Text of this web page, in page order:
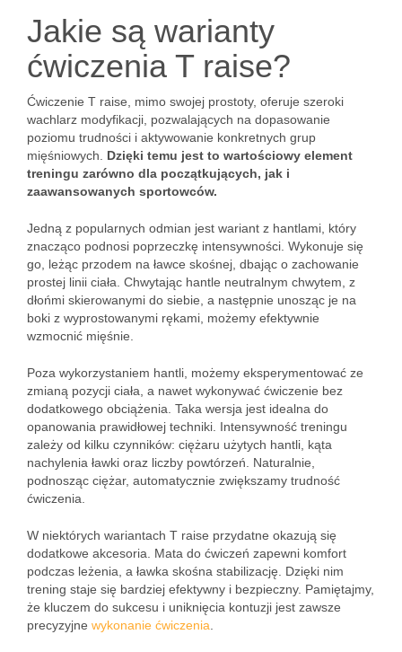
Jakie są warianty
ćwiczenia T raise?
Ćwiczenie T raise, mimo swojej prostoty, oferuje szeroki
wachlarz modyfikacji, pozwalających na dopasowanie
poziomu trudności i aktywowanie konkretnych grup
mięśniowych. Dzięki temu jest to wartościowy element
treningu zarówno dla początkujących, jak i
zaawansowanych sportowców.
Jedną z popularnych odmian jest wariant z hantlami, który
znacząco podnosi poprzeczkę intensywności. Wykonuje się
go, leżąc przodem na ławce skośnej, dbając o zachowanie
prostej linii ciała. Chwytając hantle neutralnym chwytem, z
dłońmi skierowanymi do siebie, a następnie unosząc je na
boki z wyprostowanymi rękami, możemy efektywnie
wzmocnić mięśnie.
Poza wykorzystaniem hantli, możemy eksperymentować ze
zmianą pozycji ciała, a nawet wykonywać ćwiczenie bez
dodatkowego obciążenia. Taka wersja jest idealna do
opanowania prawidłowej techniki. Intensywność treningu
zależy od kilku czynników: ciężaru użytych hantli, kąta
nachylenia ławki oraz liczby powtórzeń. Naturalnie,
podnosząc ciężar, automatycznie zwiększamy trudność
ćwiczenia.
W niektórych wariantach T raise przydatne okazują się
dodatkowe akcesoria. Mata do ćwiczeń zapewni komfort
podczas leżenia, a ławka skośna stabilizację. Dzięki nim
trening staje się bardziej efektywny i bezpieczny. Pamiętajmy,
że kluczem do sukcesu i uniknięcia kontuzji jest zawsze
precyzyjne wykonanie ćwiczenia